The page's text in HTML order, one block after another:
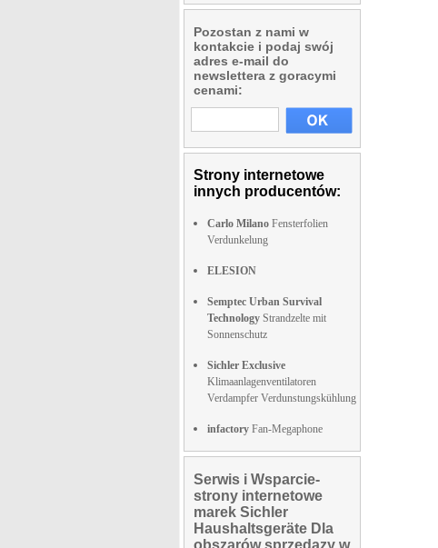
Pozostan z nami w
kontakcie i podaj swój
adres e-mail do
newslettera z goracymi
cenami:
Strony internetowe
innych producentów:
Carlo Milano Fensterfolien
Verdunkelung
ELESION
Semptec Urban Survival
Technology Strandzelte mit
Sonnenschutz
Sichler Exclusive
Klimaanlagenventilatoren
Verdampfer Verdunstungskühlung
infactory Fan-Megaphone
Serwis i Wsparcie-
strony internetowe
marek Sichler
Haushaltsgeräte Dla
obszarów sprzedazy w